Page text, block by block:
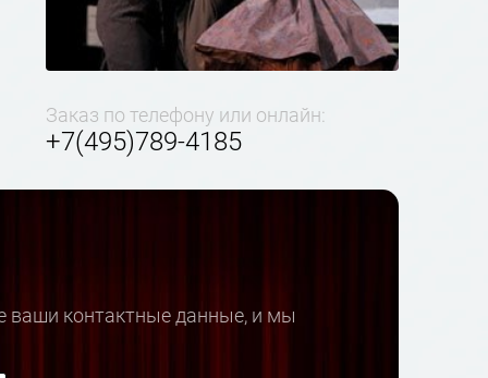
Заказ по телефону или онлайн:
+7(495)789-4185
ваши контактные данные, и мы